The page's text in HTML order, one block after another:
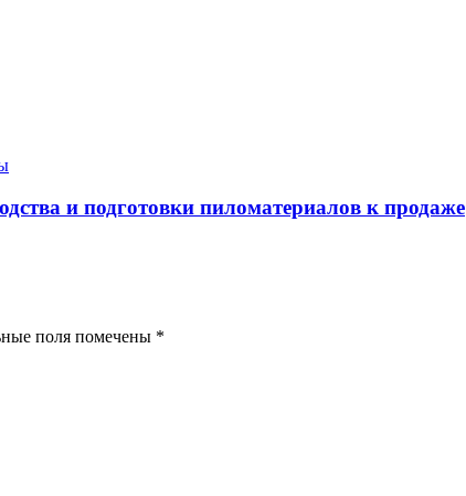
и подготовки пиломатериалов к продаже
поля помечены *